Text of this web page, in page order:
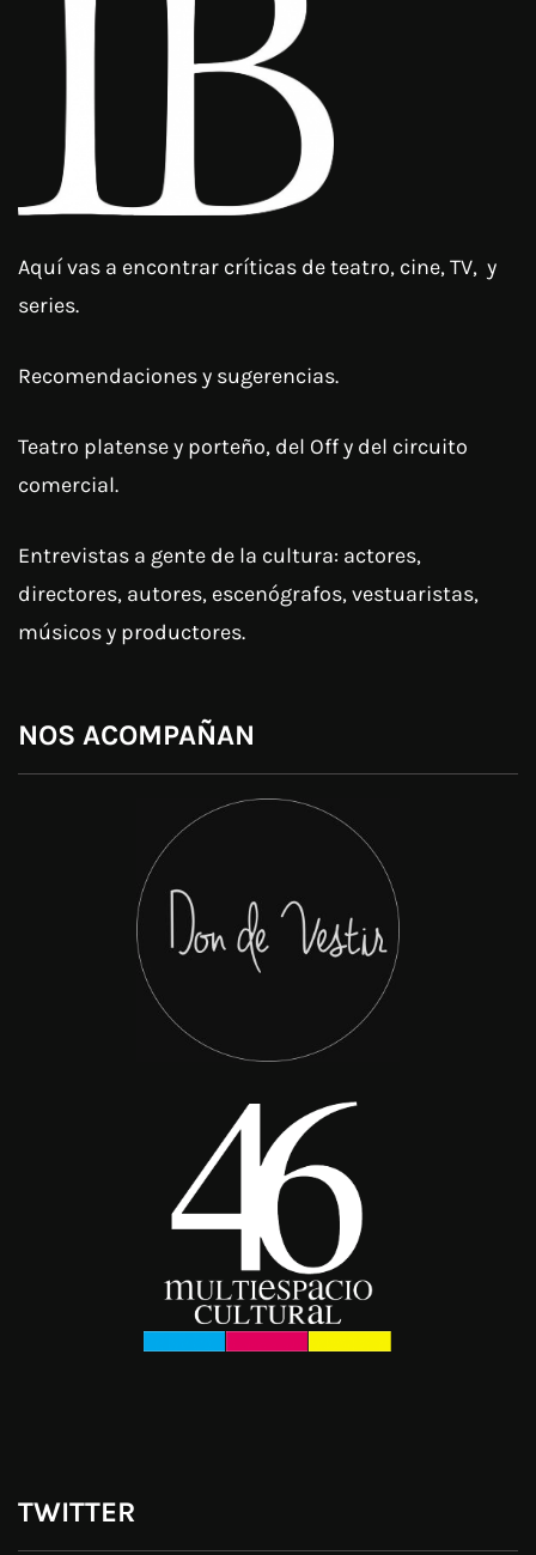
Aquí vas a encontrar críticas de teatro, cine, TV, y
series.
Recomendaciones y sugerencias.
Teatro platense y porteño, del Off y del circuito
comercial.
Entrevistas a gente de la cultura: actores,
directores, autores, escenógrafos, vestuaristas,
músicos y productores.
NOS ACOMPAÑAN
TWITTER